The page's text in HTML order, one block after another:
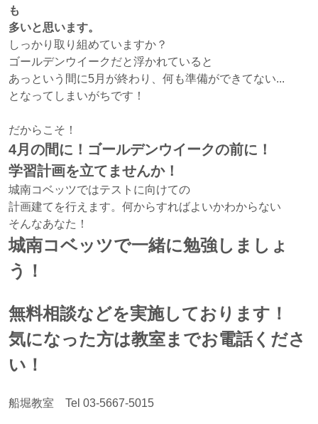
も
多いと思います。
しっかり取り組めていますか？
ゴールデンウイークだと浮かれていると
あっという間に5月が終わり、何も準備ができてない...
となってしまいがちです！
だからこそ！
4月の間に！ゴールデンウイークの前に！
学習計画を立てませんか！
城南コベッツではテストに向けての
計画建てを行えます。何からすればよいかわからない
そんなあなた！
城南コベッツで一緒に勉強しましょ
う！
無料相談などを実施しております！
気になった方は教室までお電話くださ
い！
船堀教室 Tel 03-5667-5015